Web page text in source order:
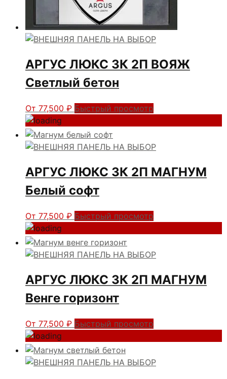
АРГУС ЛЮКС 3К 2П ВОЯЖ
Светлый бетон
От 77,500 ₽ Быстрый просмотр
АРГУС ЛЮКС 3К 2П МАГНУМ
Белый софт
От 77,500 ₽ Быстрый просмотр
АРГУС ЛЮКС 3К 2П МАГНУМ
Венге горизонт
От 77,500 ₽ Быстрый просмотр